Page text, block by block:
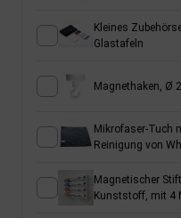
Kleines
Glastafeln
Magnethaken, Ø
Mikrofaser-Tuch
Reinigung von
Magnetischer
Kunststoff, mit 4